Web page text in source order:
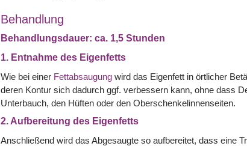
Behandlung
Behandlungsdauer: ca. 1,5 Stunden
1. Entnahme des Eigenfetts
Wie bei einer Fettabsaugung wird das Eigenfett in örtlicher
deren Kontur sich dadurch ggf. verbessern kann, ohne dass
Unterbauch, den Hüften oder den Oberschenkelinnenseiten.
2. Aufbereitung des Eigenfetts
Anschließend wird das Abgesaugte so aufbereitet, dass eine